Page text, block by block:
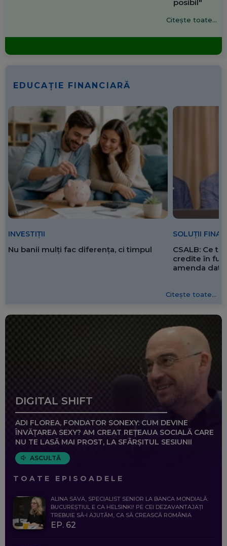
posibil"
Citește toate...
EDUCAȚIE FINANCIARĂ
INVESTIȚII
Nu banii mulți fac diferența, ci timpul
SOLUȚII
CSALB: Ce
credite în
amenda
Citește toate...
DIGITAL SHIFT
ADI FLOREA, FONDATOR SONEXY: CUM DEVINE
ÎNVĂȚAREA SEXY? AM CREAT REȚEAUA SOCIALĂ CARE
NU TE LASĂ MAI PROST, LA SFÂRȘITUL SESIUNII
ASCULTĂ
TOATE EPISOADELE
ALINA SAVA, SPECIALIST SENIOR LA BANCA MONDIALĂ:
BUCUREȘTIUL E CA HELSINKI! PE CEI DEZAVANTAJAȚI
TREBUIE SĂ-I AJUTĂM, CA SĂ CREASCĂ ROMÂNIA
EP. 62